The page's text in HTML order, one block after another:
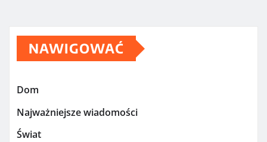
NAWIGOWAĆ
Dom
Najważniejsze wiadomości
Świat